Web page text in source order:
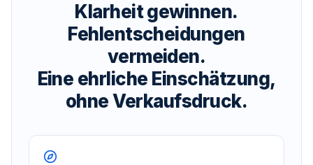
Klarheit gewinnen.
Fehlentscheidungen
vermeiden.
Eine ehrliche Einschätzung,
ohne Verkaufsdruck.